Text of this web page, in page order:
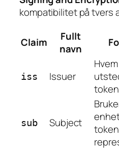
kompatibilitet på tvers
Claim
Fullt
navn
iss Issuer
sub Subject